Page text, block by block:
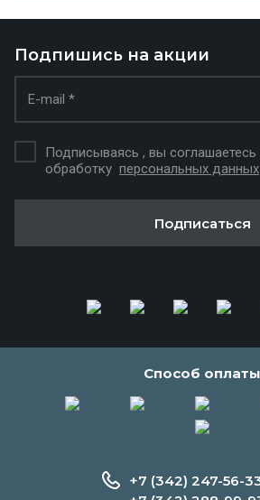
Подпишись на акции
Подписываясь , вы соглашаетесь
обработку персональных данных
Подписаться
Способ оплаты
+7 (342) 247-56-